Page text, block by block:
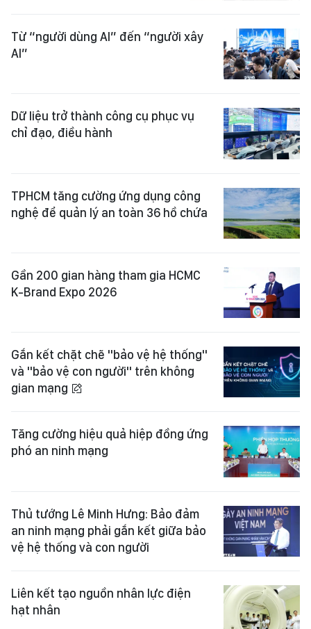
Từ “người dùng AI” đến “người xây
AI”
Dữ liệu trở thành công cụ phục vụ
chỉ đạo, điều hành
TPHCM tăng cường ứng dụng công
nghệ để quản lý an toàn 36 hồ chứa
Gần 200 gian hàng tham gia HCMC
K-Brand Expo 2026
Gắn kết chặt chẽ "bảo vệ hệ thống"
và "bảo vệ con người" trên không
gian mạng
Tăng cường hiệu quả hiệp đồng ứng
phó an ninh mạng
Thủ tướng Lê Minh Hưng: Bảo đảm
an ninh mạng phải gắn kết giữa bảo
vệ hệ thống và con người
Liên kết tạo nguồn nhân lực điện
hạt nhân